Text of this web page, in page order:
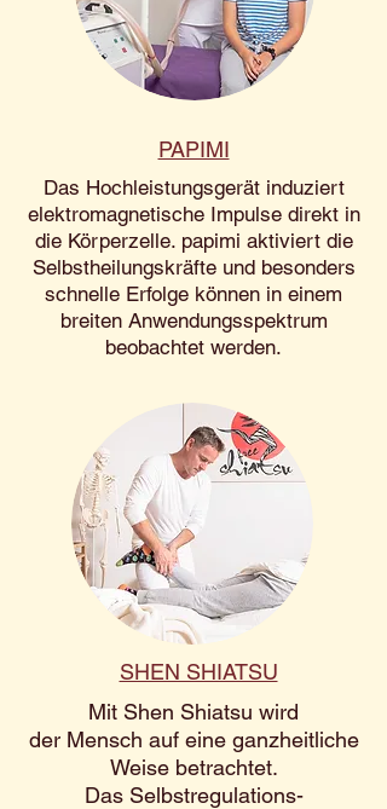
PAPIMI
Das Hochleistungsgerät induziert
elektromagnetische Impulse direkt in
die Körperzelle. papimi aktiviert die
Selbstheilungskräfte und besonders
schnelle Erfolge können in einem
breiten Anwendungsspektrum
beobachtet werden.
SHEN SHIATSU
Mit Shen Shiatsu wird
der Mensch auf eine ganzheitliche
Weise betrachtet.
Das Selbstregulations-